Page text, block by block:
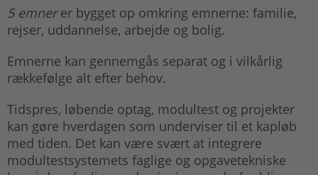
5 emnerer bygget op omkring emnerne: familie,
rejser, uddannelse, arbejde og bolig.
Emnerne kan gennemgås separat og i vilkårlig
rækkefølge alt efter behov.
Tidspres, løbende optag, modultest og projekter
kan gøre hverdagen som underviser til et kapløb
med tiden. Det kan være svært at integrere
modultestsystemets faglige og opgavetekniske